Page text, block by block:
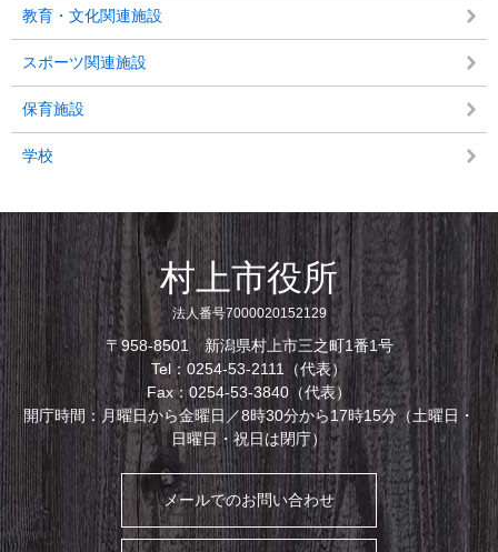
教育・文化関連施設
スポーツ関連施設
保育施設
学校
村上市役所
法人番号7000020152129
〒958-8501 新潟県村上市三之町1番1号
Tel：0254-53-2111（代表）
Fax：0254-53-3840（代表）
開庁時間：月曜日から金曜日／8時30分から17時15分（土曜日・
日曜日・祝日は閉庁）
メールでのお問い合わせ